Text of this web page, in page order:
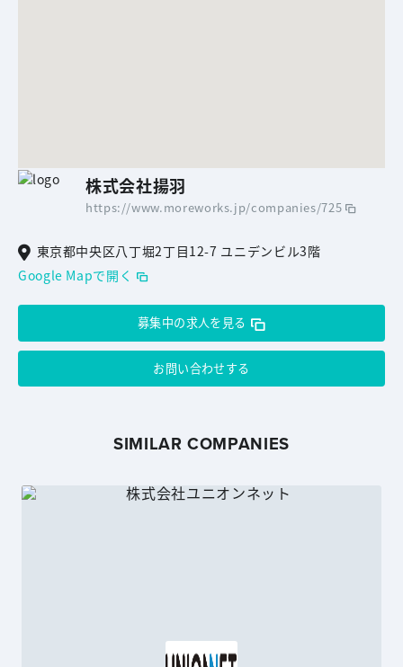
株式会社揚羽
https://www.moreworks.jp/companies/725
東京都中央区八丁堀2丁目12-7 ユニデンビル3階
Google Mapで開く
募集中の求人を見る
お問い合わせする
SIMILAR COMPANIES